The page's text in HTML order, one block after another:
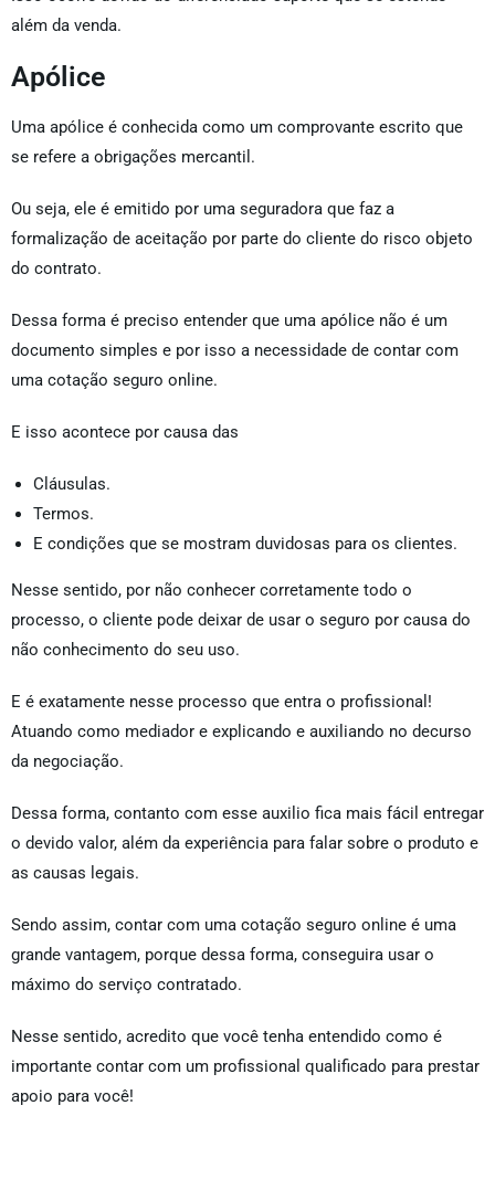
além da venda.
Apólice
Uma apólice é conhecida como um comprovante escrito que
se refere a obrigações mercantil.
Ou seja, ele é emitido por uma seguradora que faz a
formalização de aceitação por parte do cliente do risco objeto
do contrato.
Dessa forma é preciso entender que uma apólice não é um
documento simples e por isso a necessidade de contar com
uma cotação seguro online.
E isso acontece por causa das
Cláusulas.
Termos.
E condições que se mostram duvidosas para os clientes.
Nesse sentido, por não conhecer corretamente todo o
processo, o cliente pode deixar de usar o seguro por causa do
não conhecimento do seu uso.
E é exatamente nesse processo que entra o profissional!
Atuando como mediador e explicando e auxiliando no decurso
da negociação.
Dessa forma, contanto com esse auxilio fica mais fácil entregar
o devido valor, além da experiência para falar sobre o produto e
as causas legais.
Sendo assim, contar com uma cotação seguro online é uma
grande vantagem, porque dessa forma, conseguira usar o
máximo do serviço contratado.
Nesse sentido, acredito que você tenha entendido como é
importante contar com um profissional qualificado para prestar
apoio para você!